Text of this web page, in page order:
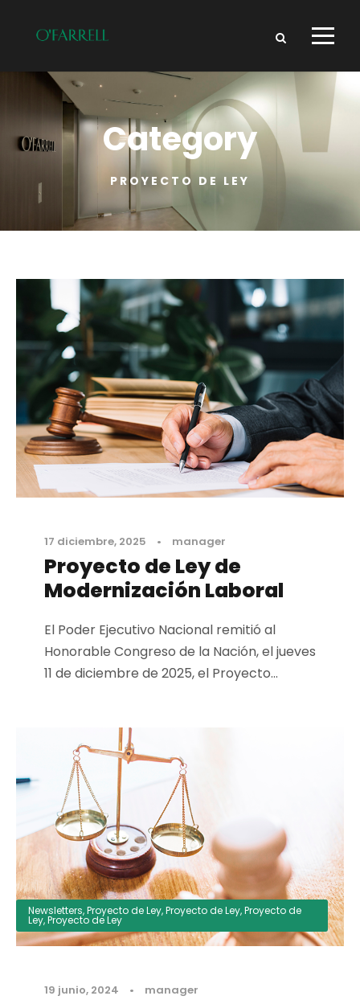
Category
PROYECTO DE LEY
17 diciembre, 2025 • manager
Proyecto de Ley de
Modernización Laboral
El Poder Ejecutivo Nacional remitió al
Honorable Congreso de la Nación, el jueves
11 de diciembre de 2025, el Proyecto...
Newsletters,Proyecto de Ley,Proyecto de Ley,Proyecto de
Ley,Proyecto de Ley
19 junio, 2024 • manager